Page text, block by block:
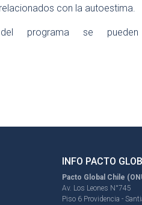
con la autoestima.
programa se pueden
INFO PACTO
Pacto Global Chile
Av. Los Leones N°745
Piso 6 Providencia -